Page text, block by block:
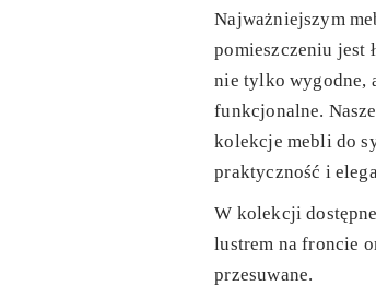
Najważniejszym
pomieszczeniu jest
nie tylko wygodne,
funkcjonalne.
kolekcje mebli do
praktyczność i
W kolekcji
lustrem na froncie
przesuwane.